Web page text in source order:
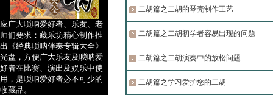
应广大唢呐爱好者、乐友、老
师们要求：藏乐坊精心制作推
出《经典唢呐伴奏专辑大全》
光盘，方便广大乐友及唢呐爱
好者在比赛、演出及娱乐中使
用，是唢呐爱好者必不可少的
收藏品。
二胡篇之二胡的琴壳制作工艺
二胡篇之二胡初学者容易出现的问题
二胡篇之二胡演奏中的放松问题
二胡篇之学习爱护您的二胡